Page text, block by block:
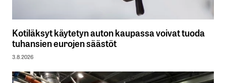
Kotiläksyt käytetyn auton kaupassa voivat tuoda
tuhansien eurojen säästöt
3.8.2026